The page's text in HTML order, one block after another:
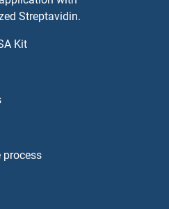
Streptavidin.
Kit
process